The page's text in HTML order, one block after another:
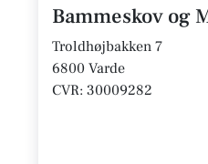
Bammeskov og
Troldhøjbakken 7
6800 Varde
CVR: 30009282